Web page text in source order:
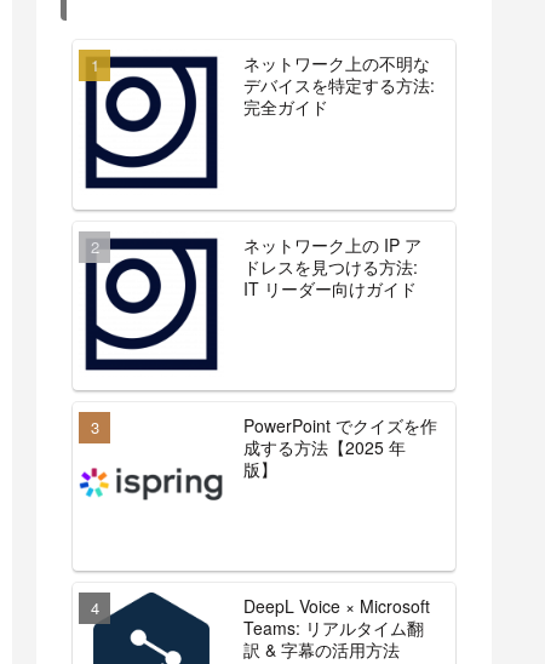
ネットワーク上の不明な
デバイスを特定する方法:
完全ガイド
ネットワーク上の IP ア
ドレスを見つける方法:
IT リーダー向けガイド
PowerPoint でクイズを作
成する方法【2025 年
版】
DeepL Voice × Microsoft
Teams: リアルタイム翻
訳 & 字幕の活用方法